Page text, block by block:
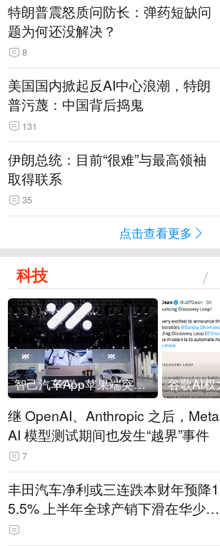
特朗普震怒质问防长：弹药短缺问
题为何还没解决？
8
美国国内掀起反AI中心浪潮，特朗
普污蔑：中国背后捣鬼
131
伊朗总统：目前“很难”与最高领袖
取得联系
35
点击查看更多
科技
智己汽车App苹果端突然“下架”
继 OpenAI、Anthropic 之后，Meta
AI 模型测试期间也发生“越界”事件
7
丰田汽车净利或三连跌本财年预降1
5.5% 上半年全球产销下滑在华少卖
14.3万辆